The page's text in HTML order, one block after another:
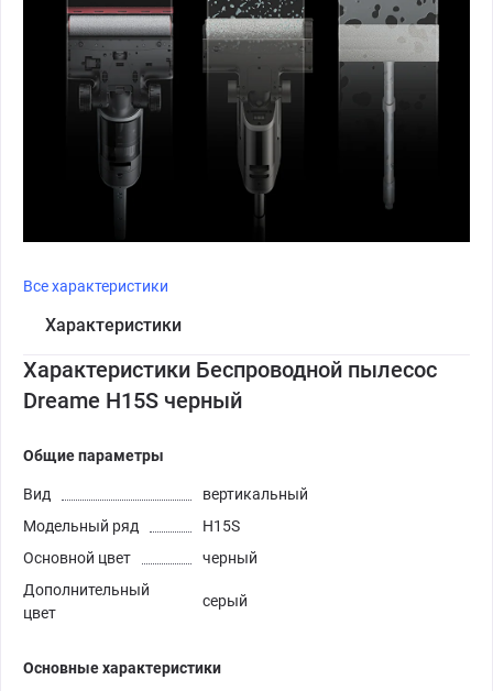
Все характеристики
Характеристики
Характеристики Беспроводной пылесос
Dreame H15S черный
Общие параметры
Вид
вертикальный
Модельный ряд
H15S
Основной цвет
черный
Дополнительный
цвет
серый
Основные характеристики